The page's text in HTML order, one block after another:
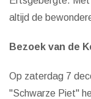
altijd de
Bezoek van de
Op zaterdag 7
"Schwarze Piet"